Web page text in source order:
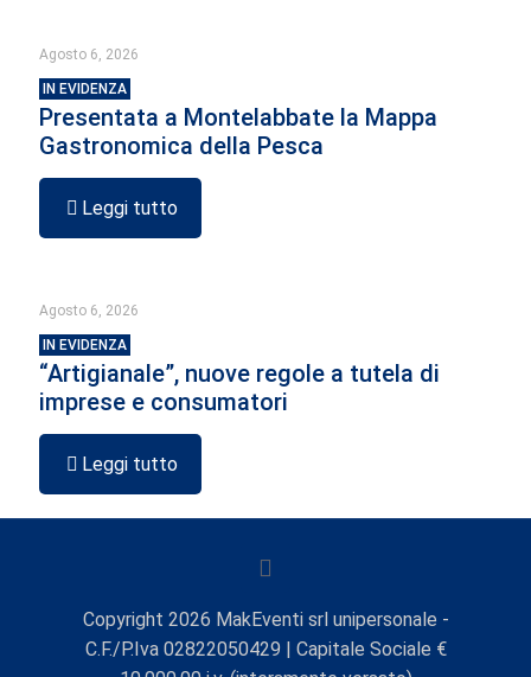
Agosto 6, 2026
IN EVIDENZA
Presentata a Montelabbate la Mappa
Gastronomica della Pesca
Leggi tutto
Agosto 6, 2026
IN EVIDENZA
“Artigianale”, nuove regole a tutela di
imprese e consumatori
Leggi tutto
Copyright 2026 MakEventi srl unipersonale -
C.F./P.Iva 02822050429 | Capitale Sociale €